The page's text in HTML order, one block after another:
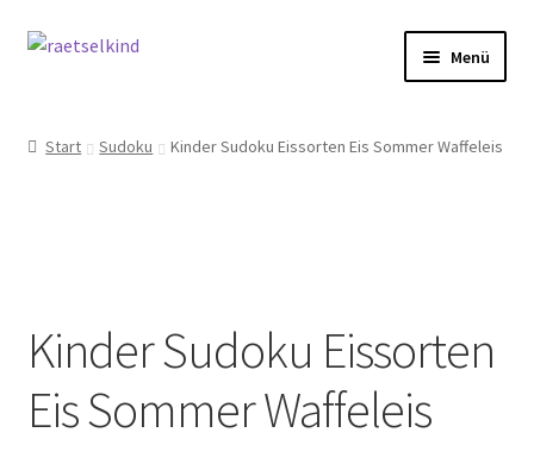
Zur
Zum
Menü
Echtheit von Bewertungen
FAQ
Start Sudoku Kinder Sudoku Eissorten Eis Sommer Waffeleis
Kinder Sudoku Eissorten
Eis Sommer Waffeleis